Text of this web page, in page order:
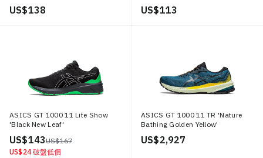
US$ 138 US$ 113
ASICS GT 1000 11 Lite Show
'Black New Leaf'
US$ 143US$ 167
US$ 24 破盤低價
ASICS GT 1000 11 TR 'Nature
Bathing Golden Yellow'
US$ 2,927